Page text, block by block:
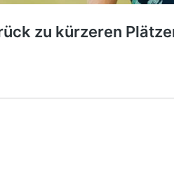
zu kürzeren